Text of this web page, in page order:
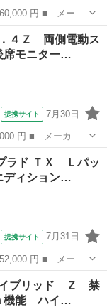
レード名： ２．
スライドＤ 定期
．４Ｚ 両側電動ス
モニター…
提携サイト 7月30日
レード名： ２．
ター バックカメ
ラド ＴＸ Ｌパッ
ディション…
提携サイト 7月31日
ラド ■ グレード
ション ワンオー
イブリッド Ｚ 禁
機能 ハイ…